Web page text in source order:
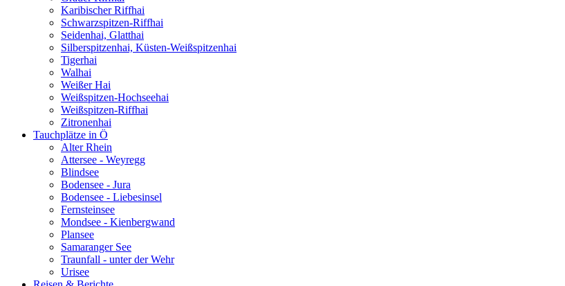
Karibischer Riffhai
Schwarzspitzen-Riffhai
Seidenhai, Glatthai
Silberspitzenhai, Küsten-Weißspitzenhai
Tigerhai
Walhai
Weißer Hai
Weißspitzen-Hochseehai
Weißspitzen-Riffhai
Zitronenhai
Tauchplätze in Ö
Alter Rhein
Attersee - Weyregg
Blindsee
Bodensee - Jura
Bodensee - Liebesinsel
Fernsteinsee
Mondsee - Kienbergwand
Plansee
Samaranger See
Traunfall - unter der Wehr
Urisee